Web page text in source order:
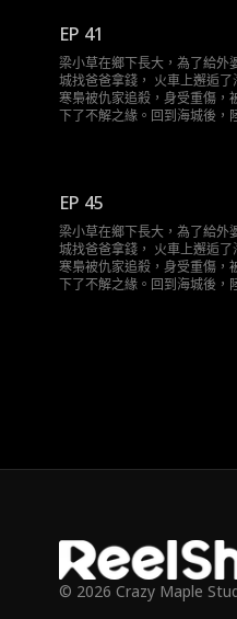
EP 41
梁小草在鄉下長大，為了給外
城找爸爸拿錢， 火車上邂逅
寒梟被仇家追殺，身受重傷，
下了不解之緣。回到海城後，
EP 45
梁小草在鄉下長大，為了給外
城找爸爸拿錢， 火車上邂逅
寒梟被仇家追殺，身受重傷，
下了不解之緣。回到海城後，
© 2026 Crazy Maple